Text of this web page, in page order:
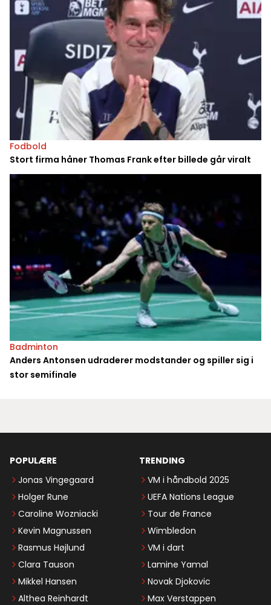
Fodbold
Stort firma håner Thomas Frank efter billede går viralt
Badminton
Anders Antonsen udraderer modstander og spiller sig i
stor semifinale
POPULÆRE
Jonas Vingegaard
Holger Rune
Caroline Wozniacki
Kevin Magnussen
Rasmus Højlund
Clara Tauson
Mikkel Hansen
Althea Reinhardt
TRENDING
VM i håndbold 2025
UEFA Nations League
Tour de France
Wimbledon
VM i dart
Lamine Yamal
Novak Djokovic
Max Verstappen